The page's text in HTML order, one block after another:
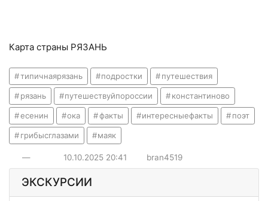
Карта страны РЯЗАНЬ
типичнаярязань подростки путешествия
рязань путешествуйпороссии константиново
есенин ока факты интересныефакты поэт
грибысглазами маяк
— 10.10.2025 20:41 bran4519
ЭКСКУРСИИ